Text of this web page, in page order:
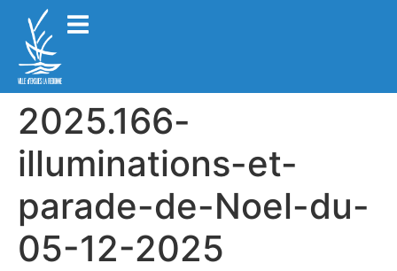
2025.166-
illuminations-et-
parade-de-Noel-du-
05-12-2025